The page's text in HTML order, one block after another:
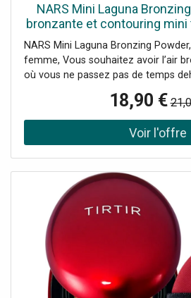
NARS Mini Laguna
bronzante et contouring mini
3.5 g
NARS Mini Laguna Bronzing
femme, Vous souhaitez avoir l’air
où vous ne passez pas de temps
Mini Laguna Bronzing Powder
rien de temps un look bronzé
maison. Estompez-le légèrement
un effet de bronzage naturel. De
visage et d’en corriger la forme.
bronzée chaque fois que vous le
garantit à la peau un aspect sain et
une teinte bronzée agit
également adapté pour le
Appliquez sur les côtés du front,
partie inférieure du menton et de
pour définir votre visage et en
18,90 €